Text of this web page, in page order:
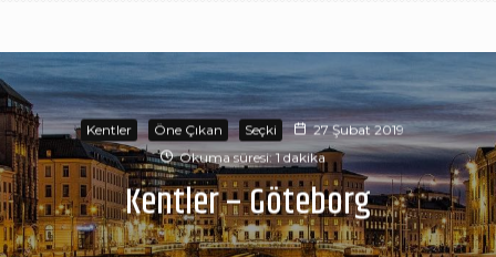
Kentler Öne Çıkan Seçki
27 Şubat 2019
Okuma süresi: 1 dakika
Kentler – Göteborg